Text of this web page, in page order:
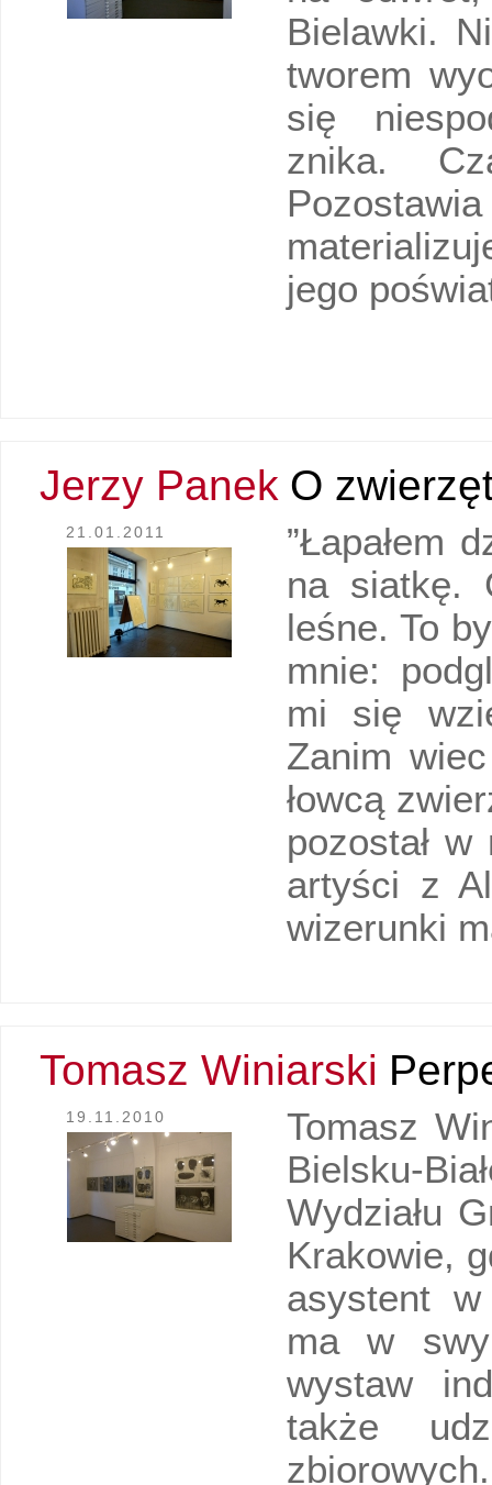
Bielawki.
tworem
się
znika.
jego
Jerzy Panek O
21.01.2011
”Łapałem
na siatkę.
leśne. To
mnie:
mi się
Zanim
łowcą
pozostał
artyści z
wizerunki
Tomasz Winiarski
19.11.2010
Tomasz
Bielsku-
Wydziału
Krakowie,
asystent w
ma w
wystaw
także